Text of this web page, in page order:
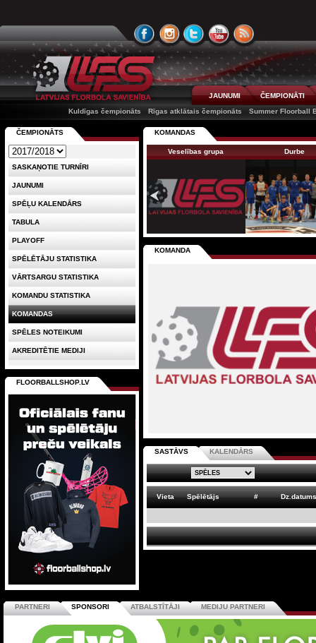
JAUNUMI
ČEMPIONĀTI
Kuldīgas čempionāts
Rīgas atklātais čempionāts Summer Floorball
KOMANDAS
Veselības grupa Durbe
KOMANDA
SASTĀVS KALENDĀRS
Vieta Spēlētājs # Dz.datums
ČEMPIONĀTS
SASKAŅOTIE TURNĪRI
JAUNUMI
SPĒĻU KALENDĀRS
TABULA
PLAYOFF
SPĒLĒTĀJU STATISTIKA
VĀRTSARGU STATISTIKA
KOMANDU STATISTIKA
KOMANDAS
SPĒLES NOTEIKUMI
AKREDITĒTIE MEDIJI
FLOORBALLSHOP.LV
PARTNERI SPONSORI ATBALSTĪTĀJI MEDIJU PARTNERI